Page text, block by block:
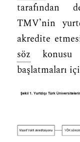
tarafından
TMV’nin
akredite
söz konusu
başlatmaları